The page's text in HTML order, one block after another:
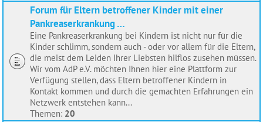
Forum für Eltern betroffener Kinder mit einer
Pankreaserkrankung …
Eine Pankreaserkrankung bei Kindern ist nicht nur für die
Kinder schlimm, sondern auch - oder vor allem für die Eltern,
die meist dem Leiden Ihrer Liebsten hilflos zusehen müssen.
Wir vom AdP e.V. möchten Ihnen hier eine Plattform zur
Verfügung stellen, dass Eltern betroffener Kindern in
Kontakt kommen und durch die gemachten Erfahrungen ein
Netzwerk entstehen kann...
Themen: 20